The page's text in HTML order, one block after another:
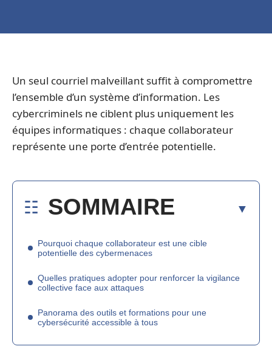
Un seul courriel malveillant suffit à compromettre
l’ensemble d’un système d’information. Les
cybercriminels ne ciblent plus uniquement les
équipes informatiques : chaque collaborateur
représente une porte d’entrée potentielle.
SOMMAIRE
Pourquoi chaque collaborateur est une cible
potentielle des cybermenaces
Quelles pratiques adopter pour renforcer la vigilance
collective face aux attaques
Panorama des outils et formations pour une
cybersécurité accessible à tous